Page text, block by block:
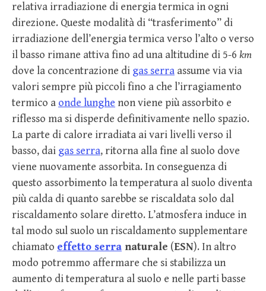
relativa irradiazione di energia termica in ogni
direzione. Queste modalità di “trasferimento” di
irradiazione dell’energia termica verso l’alto o verso
il basso rimane attiva fino ad una altitudine di 5-6 km
dove la concentrazione di gas serra assume via via
valori sempre più piccoli fino a che l’irragiamento
termico a onde lunghe non viene più assorbito e
riflesso ma si disperde definitivamente nello spazio.
La parte di calore irradiata ai vari livelli verso il
basso, dai gas serra, ritorna alla fine al suolo dove
viene nuovamente assorbita. In conseguenza di
questo assorbimento la temperatura al suolo diventa
più calda di quanto sarebbe se riscaldata solo dal
riscaldamento solare diretto. L’atmosfera induce in
tal modo sul suolo un riscaldamento supplementare
chiamato effetto serra naturale (ESN). In altro
modo potremmo affermare che si stabilizza un
aumento di temperatura al suolo e nelle parti basse